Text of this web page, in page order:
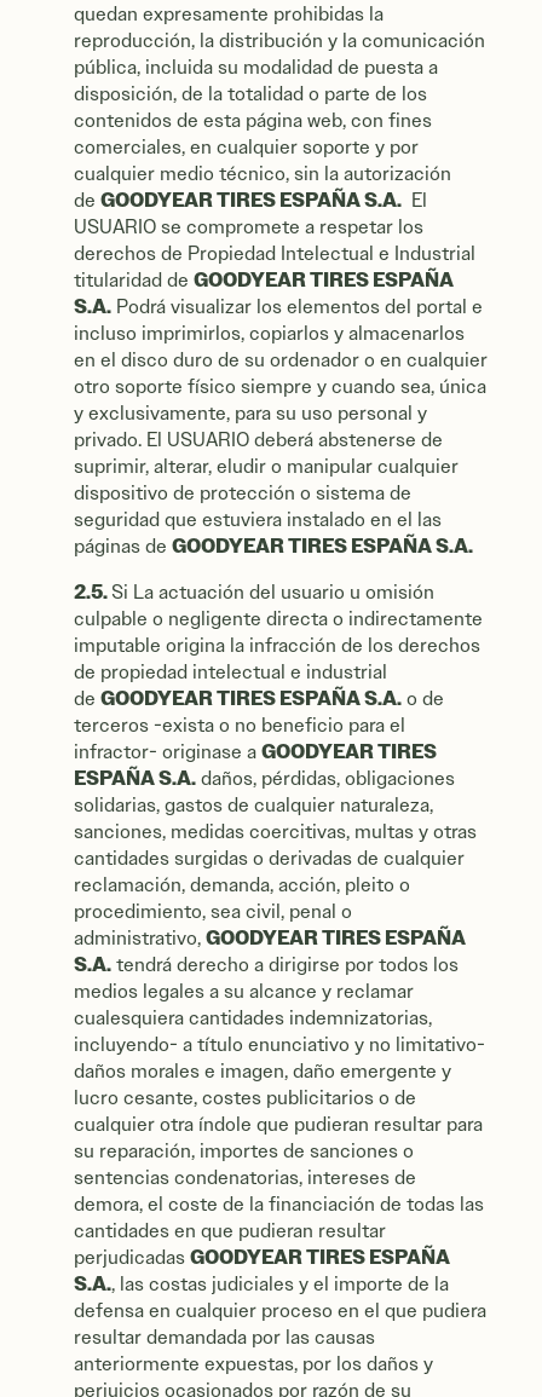
quedan expresamente prohibidas la
reproducción, la distribución y la comunicación
pública, incluida su modalidad de puesta a
disposición, de la totalidad o parte de los
contenidos de esta página web, con fines
comerciales, en cualquier soporte y por
cualquier medio técnico, sin la autorización
de GOODYEAR TIRES ESPAÑA S.A. El
USUARIO se compromete a respetar los
derechos de Propiedad Intelectual e Industrial
titularidad de GOODYEAR TIRES ESPAÑA
S.A. Podrá visualizar los elementos del portal e
incluso imprimirlos, copiarlos y almacenarlos
en el disco duro de su ordenador o en cualquier
otro soporte físico siempre y cuando sea, única
y exclusivamente, para su uso personal y
privado. El USUARIO deberá abstenerse de
suprimir, alterar, eludir o manipular cualquier
dispositivo de protección o sistema de
seguridad que estuviera instalado en el las
páginas de GOODYEAR TIRES ESPAÑA S.A.
2.5. Si La actuación del usuario u omisión
culpable o negligente directa o indirectamente
imputable origina la infracción de los derechos
de propiedad intelectual e industrial
de GOODYEAR TIRES ESPAÑA S.A. o de
terceros -exista o no beneficio para el
infractor- originase a GOODYEAR TIRES
ESPAÑA S.A. daños, pérdidas, obligaciones
solidarias, gastos de cualquier naturaleza,
sanciones, medidas coercitivas, multas y otras
cantidades surgidas o derivadas de cualquier
reclamación, demanda, acción, pleito o
procedimiento, sea civil, penal o
administrativo, GOODYEAR TIRES ESPAÑA
S.A. tendrá derecho a dirigirse por todos los
medios legales a su alcance y reclamar
cualesquiera cantidades indemnizatorias,
incluyendo- a título enunciativo y no limitativo-
daños morales e imagen, daño emergente y
lucro cesante, costes publicitarios o de
cualquier otra índole que pudieran resultar para
su reparación, importes de sanciones o
sentencias condenatorias, intereses de
demora, el coste de la financiación de todas las
cantidades en que pudieran resultar
perjudicadas GOODYEAR TIRES ESPAÑA
S.A., las costas judiciales y el importe de la
defensa en cualquier proceso en el que pudiera
resultar demandada por las causas
anteriormente expuestas, por los daños y
perjuicios ocasionados por razón de su